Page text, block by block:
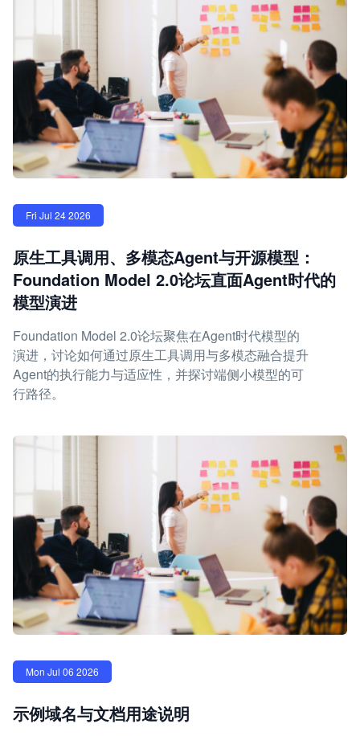
Fri Jul 24 2026
原生工具调用、多模态Agent与开源模型：
Foundation Model 2.0论坛直面Agent时代的
模型演进
Foundation Model 2.0论坛聚焦在Agent时代模型的
演进，讨论如何通过原生工具调用与多模态融合提升
Agent的执行能力与适应性，并探讨端侧小模型的可
行路径。
Mon Jul 06 2026
示例域名与文档用途说明